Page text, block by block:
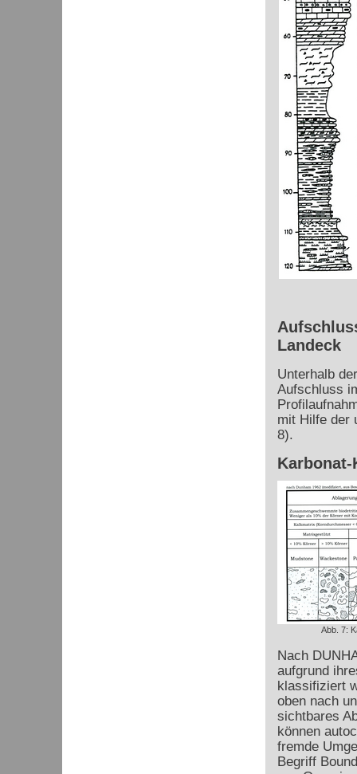
Landeck
Unterhalb
Aufschluss
mit Hilfe der
8).
Abb. 7:
Nach
aufgrund
klassifiziert
oben nach
sichtbares
können
fremde
Begriff